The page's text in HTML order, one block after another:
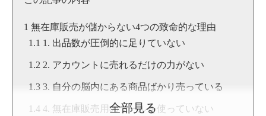
▶尾藤 淳のプロフィール
無在庫販売が儲からない4つの致命的な理由
1. 出品数が圧倒的に足りていない
2. アカウントに売れるだけの力がない
3. 自分の脳内にある商品ばかり売っている
4. 無在庫販売用のツールを使っていない
全部見る